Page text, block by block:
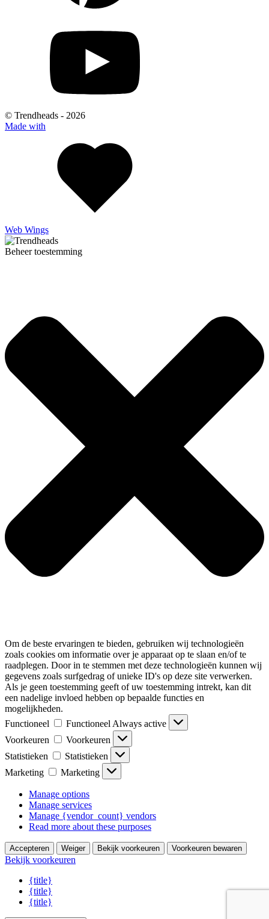
© Trendheads - 2026
Made with
Web Wings
Beheer toestemming
Om de beste ervaringen te bieden, gebruiken wij technologieën
zoals cookies om informatie over je apparaat op te slaan en/of te
raadplegen. Door in te stemmen met deze technologieën kunnen wij
gegevens zoals surfgedrag of unieke ID's op deze site verwerken.
Als je geen toestemming geeft of uw toestemming intrekt, kan dit
een nadelige invloed hebben op bepaalde functies en
mogelijkheden.
Functioneel
Functioneel Always active
Voorkeuren
Voorkeuren
Statistieken
Statistieken
Marketing
Marketing
Manage options
Manage services
Manage {vendor_count} vendors
Read more about these purposes
Accepteren Weiger Bekijk voorkeuren Voorkeuren bewaren
Bekijk voorkeuren
{title}
{title}
{title}